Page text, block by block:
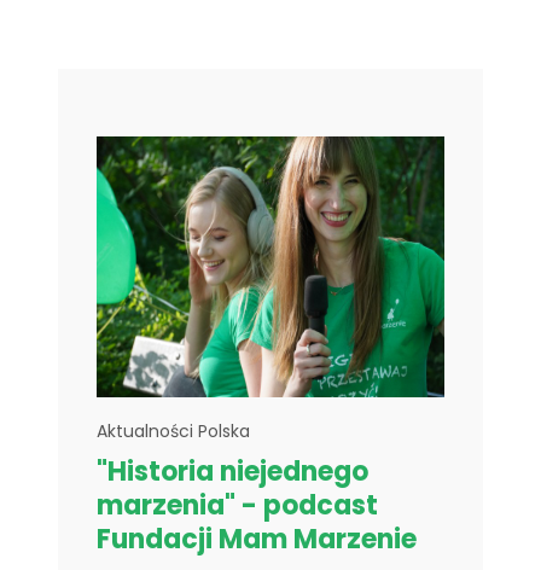
Aktualności Polska
"Historia niejednego
marzenia" - podcast
Fundacji Mam Marzenie